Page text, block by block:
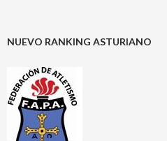
NUEVO RANKING ASTURIANO